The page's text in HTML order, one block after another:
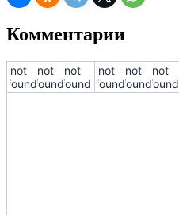
11
Комментарии
!not
found!
!not
found!
!not
found!
!not
found!
!not
found!
!not
found!